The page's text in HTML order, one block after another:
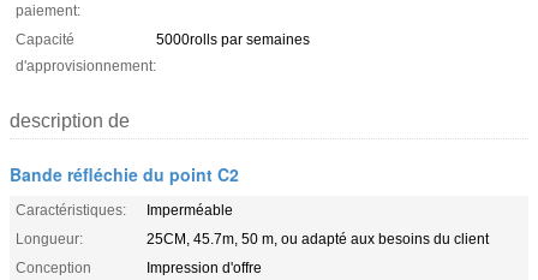
paiement:
Capacité
d'approvisionnement:
5000rolls par semaines
description de
Bande réfléchie du point C2
Caractéristiques:
Imperméable
Longueur:
25CM, 45.7m, 50 m, ou adapté aux besoins du client
Conception
Impression d'offre